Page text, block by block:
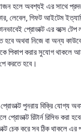
হলে অবশ্যই এর সাথে
লেবেল, গিফট আইটেম
প্রোডাক্ট এর বক্সে টেপ
হবে অথবা নিজে বা অন্য
পিকাপ করার সুযোগ থাকলে
করতে হবে।
পুনরায় বিক্রি যোগ্য
প্রোডাক্ট রিটার্ন রিসিভ করা
চেক করে সব ঠিক থাকলে